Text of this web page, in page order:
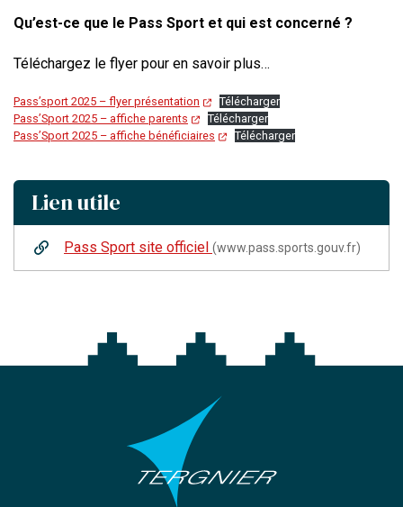
Qu’est-ce que le Pass Sport et qui est concerné ?
Téléchargez le flyer pour en savoir plus…
Pass’sport 2025 – flyer présentation
Télécharger
Pass’Sport 2025 – affiche parents
Télécharger
Pass’Sport 2025 – affiche bénéficiaires
Télécharger
Lien utile
Pass Sport site officiel (www.pass.sports.gouv.fr)